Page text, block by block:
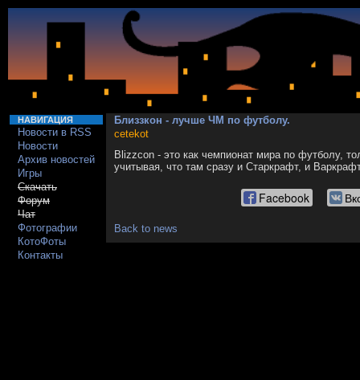
НАВИГАЦИЯ
Новости в RSS
Новости
Архив новостей
Игры
Скачать
Форум
Чат
Фотографии
КотоФоты
Контакты
Близзкон - лучше ЧМ по футболу.
cetekot
Blizzcon - это как чемпионат мира по футболу,
учитывая, что там сразу и Старкрафт, и
Facebook
Back to news